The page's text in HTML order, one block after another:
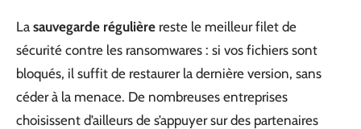
La sauvegarde régulière reste le meilleur filet de
sécurité contre les ransomwares : si vos fichiers sont
bloqués, il suffit de restaurer la dernière version, sans
céder à la menace. De nombreuses entreprises
choisissent d’ailleurs de s’appuyer sur des partenaires